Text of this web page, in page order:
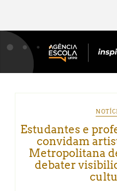
Estudantes e
convidam
Metropolitana
debater